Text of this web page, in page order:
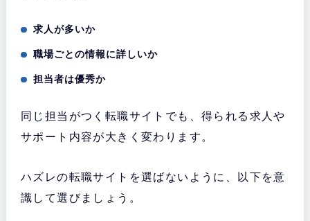
求人が多いか
職場ごとの情報に詳しいか
担当者は優秀か
同じ担当がつく転職サイトでも、得られる求人や
サポート内容が大きく変わります。
ハズレの転職サイトを選ばないように、以下を意
識して選びましょう。